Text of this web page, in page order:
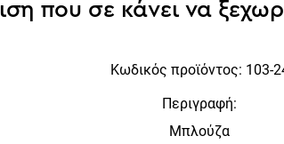
που σε κάνει να
Κωδικός προϊόντος: 103-
Περιγραφή:
Μπλούζα